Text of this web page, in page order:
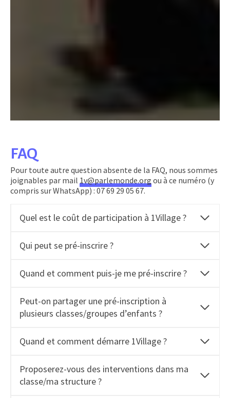
FAQ
Pour toute autre question absente de la FAQ, nous sommes
joignables par mail 1v@parlemonde.org ou à ce numéro (y
compris sur WhatsApp) : 07 69 29 05 67.
Quel est le coût de participation à 1Village ?
Qui peut se pré-inscrire ?
Quand et comment puis-je me pré-inscrire ?
Peut-on partager une pré-inscription à
plusieurs classes/groupes d’enfants ?
Quand et comment démarre 1Village ?
Proposerez-vous des interventions dans ma
classe/ma structure ?